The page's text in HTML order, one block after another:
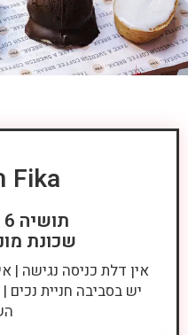
Fika תושיה 6
תושיה 6 – כשר צוהר
שכונת
אין דלת כניסה נגישה |
יש בסביבה חניית נכים